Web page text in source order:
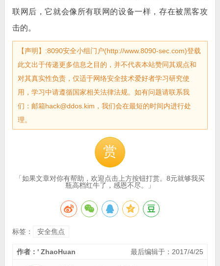
联网后，它就会像所有联网的设备一样，存在被黑客攻
击的。
【声明】:8090安全小组门户(http://www.8090-sec.com)登载
此文出于传递更多信息之目的，并不代表本站赞同其观点和
对其真实性负责，仅适于网络安全技术爱好者学习研究使
用，学习中请遵循国家相关法律法规。如有问题请联系我
们：邮箱hack@ddos.kim，我们会在最短的时间内进行处
理。
赏
「如果文章对你有帮助，欢迎点击上方按钮打赏。8元就够我买
瓶高档红牛了，感恩不尽。」
标签： 安全焦点
最后编辑于：2017/4/25
作者：' ZhaoHuan